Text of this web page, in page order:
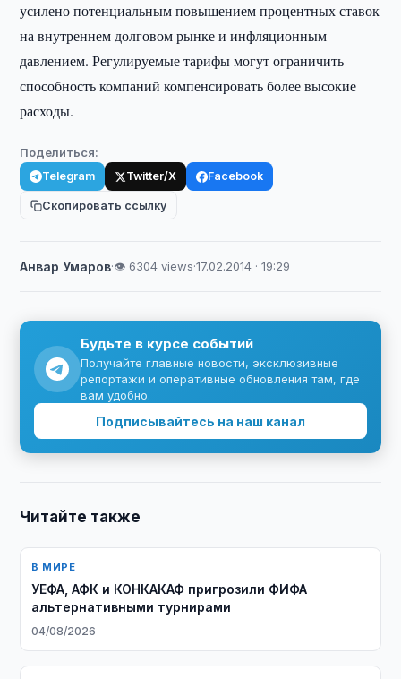
усилено потенциальным повышением процентных ставок
на внутреннем долговом рынке и инфляционным
давлением. Регулируемые тарифы могут ограничить
способность компаний компенсировать более высокие
расходы.
Поделиться:
Telegram Twitter/X Facebook
Скопировать ссылку
Анвар Умаров·👁 6304 views·17.02.2014 · 19:29
Будьте в курсе событий
Получайте главные новости, эксклюзивные
репортажи и оперативные обновления там, где
вам удобно.
Подписывайтесь на наш канал
Читайте также
В МИРЕ
УЕФА, АФК и КОНКАКАФ пригрозили ФИФА
альтернативными турнирами
04/08/2026